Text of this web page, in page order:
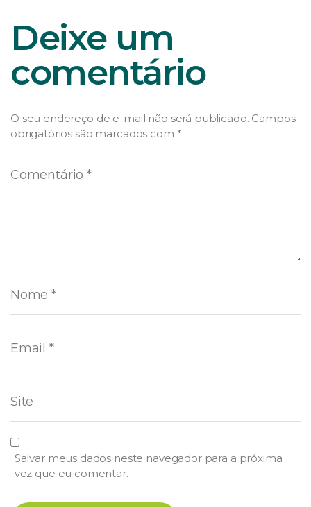
Deixe um
comentário
O seu endereço de e-mail não será publicado. Campos
obrigatórios são marcados com *
Salvar meus dados neste navegador para a próxima
vez que eu comentar.